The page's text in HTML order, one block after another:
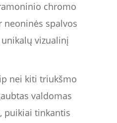
chromo
neoninės spalvos
vizualinį
nei kiti triukšmo
valdomas
puikiai tinkantis